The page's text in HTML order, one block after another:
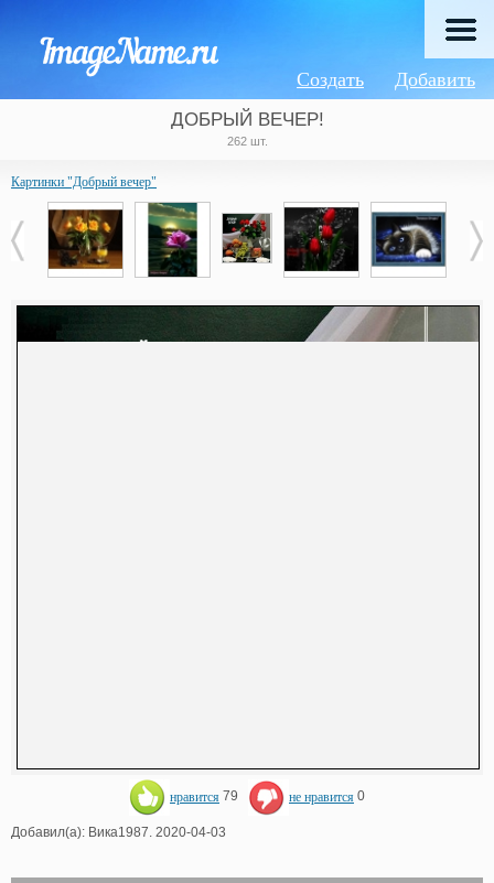
Добавить
Создать
ДОБРЫЙ ВЕЧЕР!
262 шт.
Картинки "Добрый вечер"
нравится 79 не нравится 0
Добавил(а): Вика1987. 2020-04-03